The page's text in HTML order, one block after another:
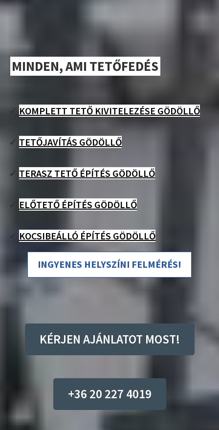
MINDEN, AMI TETŐFEDÉS
✓ KOMPLETT TETŐ KIVITELEZÉSE GÖDÖLLŐ
✓ TETŐJAVÍTÁS GÖDÖLLŐ
✓ TERASZ TETŐ ÉPÍTÉS GÖDÖLLŐ
✓ ELŐTETŐ ÉPÍTÉS GÖDÖLLŐ
✓ KOCSIBEÁLLÓ ÉPÍTÉS GÖDÖLLŐ
INGYENES HELYSZÍNI FELMÉRÉS!
KÉRJEN AJÁNLATOT MOST!
+36 20 227 4019